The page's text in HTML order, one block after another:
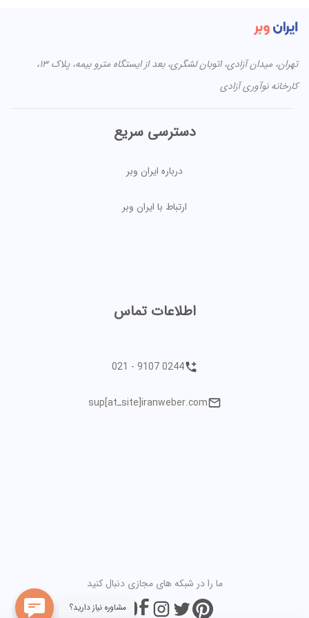
مشاوره نیاز دارید؟
تهران، میدان آزادی، اتوبان لشگری، بعد از ایستگاه مترو بیمه، پلاک ۱۳،
کارخانه نوآوری آزادی
دسترسی سریع
درباره ایران وبر
ارتباط با ایران وبر
اطلاعات تماس
021 - 9107 0244
sup[atـsite]iranweber.com
ما را در شبکه های مجازی دنبال کنید